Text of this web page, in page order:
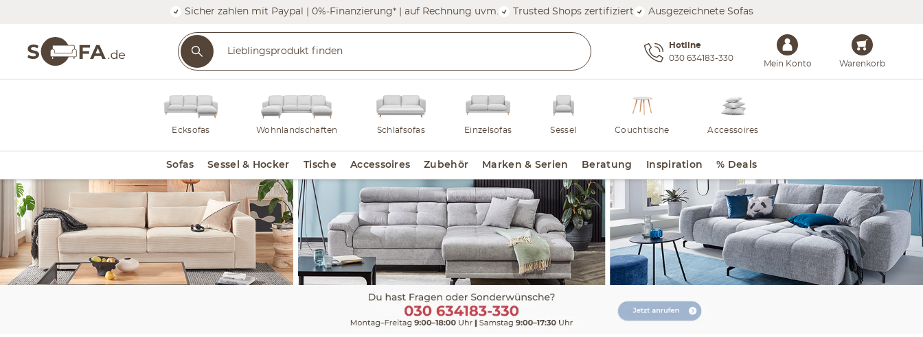
Sicher zahlen mit Paypal | 0%-Finanzierung* | auf Rechnung uvm. Trusted Shops zertifiziert Ausgezeichnete Sofas
Hotline
030 634183-330
Mein Konto Warenkorb
Ecksofas Wohnlandschaften Schlafsofas Einzelsofas Sessel Couchtische Accessoires
Sofas Sessel & Hocker Tische Accessoires Zubehör Marken & Serien Beratung Inspiration % Deals